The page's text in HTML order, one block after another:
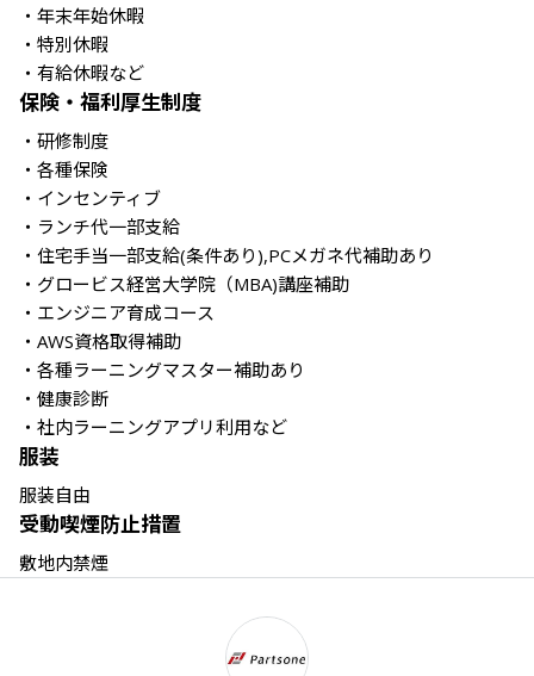
・年末年始休暇
・特別休暇
・有給休暇など
保険・福利厚生制度
・研修制度
・各種保険
・インセンティブ
・ランチ代一部支給
・住宅手当一部支給(条件あり),PCメガネ代補助あり
・グロービス経営大学院（MBA)講座補助
・エンジニア育成コース
・AWS資格取得補助
・各種ラーニングマスター補助あり
・健康診断
服装
服装自由
受動喫煙防止措置
敷地内禁煙